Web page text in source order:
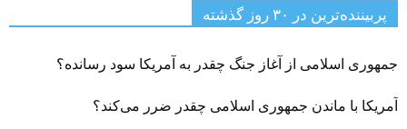
پربیننده‌ترین‌ در ۳۰ روز گذشته
جمهوری اسلامی از آغاز جنگ چقدر به آمریکا سود رسانده؟
آمریکا با ماندن جمهوری اسلامی چقدر ضرر می‌کند؟